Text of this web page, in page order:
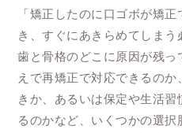
「矯正したのに口ゴボが矯
き、すぐにあきらめてしまう
歯と骨格のどこに原因が残っ
えで再矯正で対応できるの
きか、あるいは保定や生活
るのかなど、いくつかの選択